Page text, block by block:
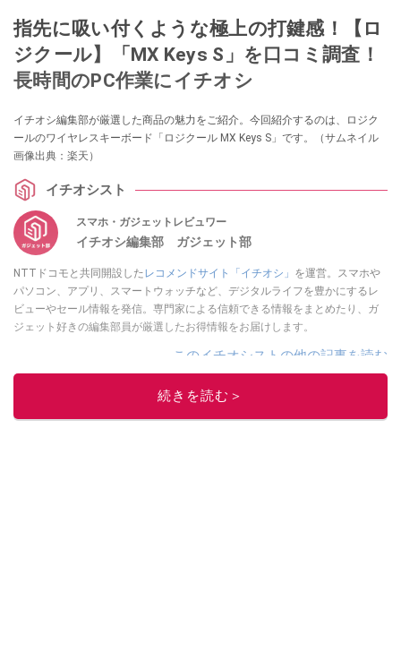
指先に吸い付くような極上の打鍵感！【ロ
ジクール】「MX Keys S」を口コミ調査！
長時間のPC作業にイチオシ
イチオシ編集部が厳選した商品の魅力をご紹介。今回紹介するのは、ロジク
ールのワイヤレスキーボード「ロジクール MX Keys S」です。（サムネイル
画像出典：楽天）
イチオシスト
スマホ・ガジェットレビュワー
イチオシ編集部 ガジェット部
NTTドコモと共同開設した レコメンドサイト「イチオシ」 を運営。スマホや
パソコン、アプリ、スマートウォッチなど、デジタルライフを豊かにするレ
ビューやセール情報を発信。専門家による信頼できる情報をまとめたり、ガ
ジェット好きの編集部員が厳選したお得情報をお届けします。
このイチオシストの他の記事を読む
続きを読む＞